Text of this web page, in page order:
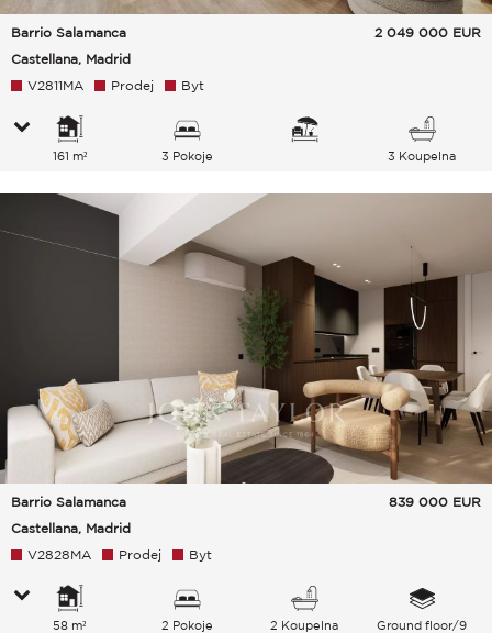
Barrio Salamanca
Castellana, Madrid
2 049 000 EUR
V2811MA Prodej Byt
161 m² 3 Pokoje 3 Koupelna
Barrio Salamanca
Castellana, Madrid
839 000 EUR
V2828MA Prodej Byt
58 m² 2 Pokoje 2 Koupelna Ground floor/9